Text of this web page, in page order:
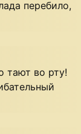
перебило,
тают во рту!